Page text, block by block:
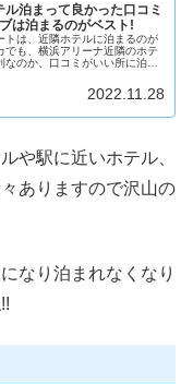
泊まって良かった口コミ
は泊まるのがベスト!
トは、近隣ホテルに泊まるのが
でも、横浜アリーナ近隣のホテ
のか、口コミがいい所に泊り
2022.11.28
や駅に近いホテル、
ありますので沢山の
なり泊まれなくなり